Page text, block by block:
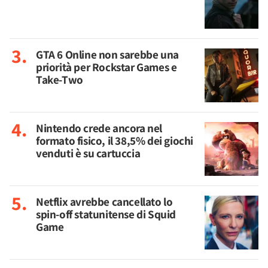
GTA 6 Online non sarebbe una
priorità per Rockstar Games e
Take-Two
Nintendo crede ancora nel
formato fisico, il 38,5% dei giochi
venduti è su cartuccia
Netflix avrebbe cancellato lo
spin-off statunitense di Squid
Game